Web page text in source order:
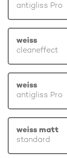
antigliss Pro
weiss
cleaneffect
weiss
antigliss Pro
weiss matt
standard